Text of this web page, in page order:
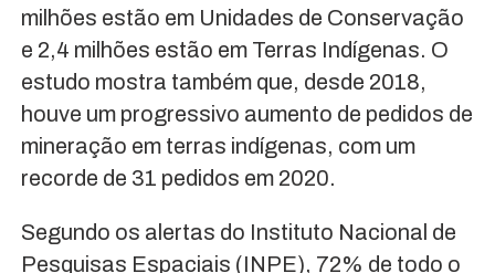
milhões estão em Unidades de Conservação
e 2,4 milhões estão em Terras Indígenas. O
estudo mostra também que, desde 2018,
houve um progressivo aumento de pedidos de
mineração em terras indígenas, com um
recorde de 31 pedidos em 2020.
Segundo os alertas do Instituto Nacional de
Pesquisas Espaciais (INPE), 72% de todo o